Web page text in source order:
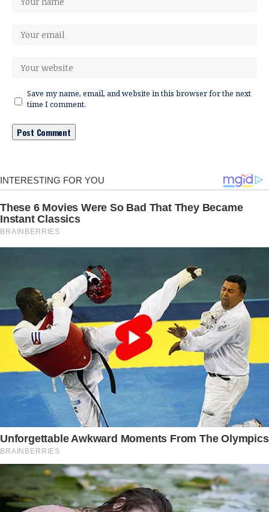
Save my name, email, and website in this browser for the next
time I comment.